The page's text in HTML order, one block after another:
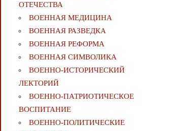
ОТЕЧЕСТВА
ВОЕННАЯ МЕДИЦИНА
ВОЕННАЯ РАЗВЕДКА
ВОЕННАЯ РЕФОРМА
ВОЕННАЯ СИМВОЛИКА
ВОЕННО-ИСТОРИЧЕСКИЙ
ЛЕКТОРИЙ
ВОЕННО-ПАТРИОТИЧЕСКОЕ
ВОСПИТАНИЕ
ВОЕННО-ПОЛИТИЧЕСКИE